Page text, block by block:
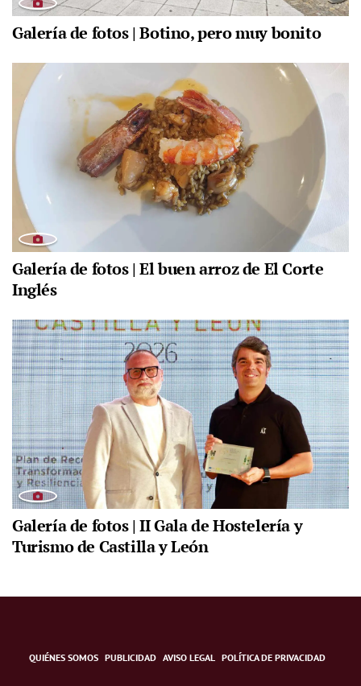
Galería de fotos | Botino, pero muy bonito
Galería de fotos | El buen arroz de El Corte
Inglés
Galería de fotos | II Gala de Hostelería y
Turismo de Castilla y León
QUIÉNES SOMOS PUBLICIDAD AVISO LEGAL POLÍTICA DE PRIVACIDAD